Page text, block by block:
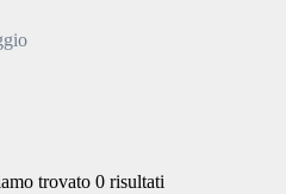
trovato 0 risultati